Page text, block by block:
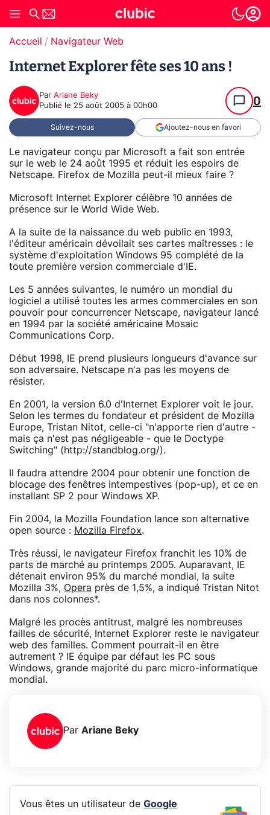
Accueil Navigateur Web
Internet Explorer fête ses 10 ans !
Par Ariane Beky
Publié le 25 août 2005 à 00h00 0
Suivez-nous Ajoutez-nous en favori
Le navigateur conçu par Microsoft a fait son entrée
sur le web le 24 août 1995 et réduit les espoirs de
Netscape. Firefox de Mozilla peut-il mieux faire ?
Microsoft Internet Explorer célèbre 10 années de
présence sur le World Wide Web.
A la suite de la naissance du web public en 1993,
l'éditeur américain dévoilait ses cartes maîtresses : le
système d'exploitation Windows 95 complété de la
toute première version commerciale d'IE.
Les 5 années suivantes, le numéro un mondial du
logiciel a utilisé toutes les armes commerciales en son
pouvoir pour concurrencer Netscape, navigateur lancé
en 1994 par la société américaine Mosaic
Communications Corp.
Début 1998, IE prend plusieurs longueurs d'avance sur
son adversaire. Netscape n'a pas les moyens de
résister.
En 2001, la version 6.0 d'Internet Explorer voit le jour.
Selon les termes du fondateur et président de Mozilla
Europe, Tristan Nitot, celle-ci "n'apporte rien d'autre -
mais ça n'est pas négligeable - que le Doctype
Switching" (http://standblog.org/).
Il faudra attendre 2004 pour obtenir une fonction de
blocage des fenêtres intempestives (pop-up), et ce en
installant SP 2 pour Windows XP.
Fin 2004, la Mozilla Foundation lance son alternative
open source : Mozilla Firefox.
Très réussi, le navigateur Firefox franchit les 10% de
parts de marché au printemps 2005. Auparavant, IE
détenait environ 95% du marché mondial, la suite
Mozilla 3%, Opera près de 1,5%, a indiqué Tristan Nitot
dans nos colonnes*.
Malgré les procès antitrust, malgré les nombreuses
failles de sécurité, Internet Explorer reste le navigateur
web des familles. Comment pourrait-il en être
autrement ? IE équipe par défaut les PC sous
Windows, grande majorité du parc micro-informatique
mondial.
Par Ariane Beky
Vous êtes un utilisateur de Google